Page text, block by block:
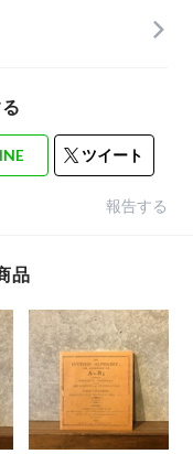
ツイート
報告する
品